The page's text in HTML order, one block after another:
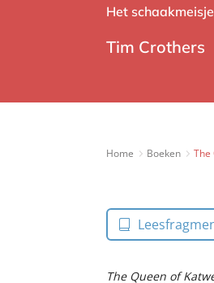
Het
Tim Crothers
Home Boeken The
The Queen of